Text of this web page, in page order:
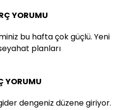
YORUMU
bu hafta çok güçlü. Yeni
planları
YORUMU
dengeniz düzene giriyor.